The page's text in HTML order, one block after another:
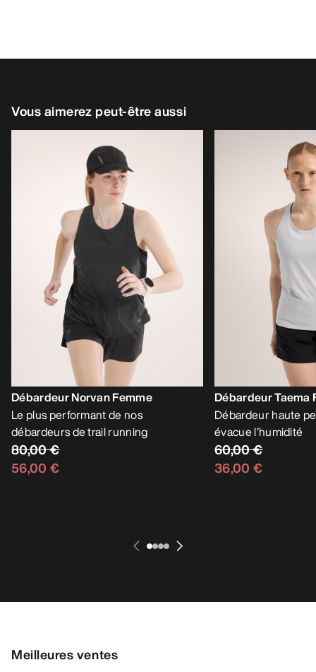
Vous aimerez peut-être aussi
Débardeur Norvan Femme
Le plus performant de nos
débardeurs de trail running
80,00 €
56,00 €
Débardeur Taema
Débardeur haute
évacue l’humidité
60,00 €
36,00 €
Meilleures ventes